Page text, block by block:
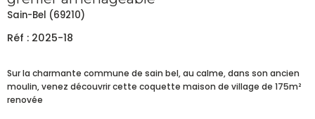
Sain-Bel (69210)
Réf : 2025-18
Sur la charmante commune de sain bel, au calme, dans son ancien
moulin, venez découvrir cette coquette maison de village de 175m²
renovée